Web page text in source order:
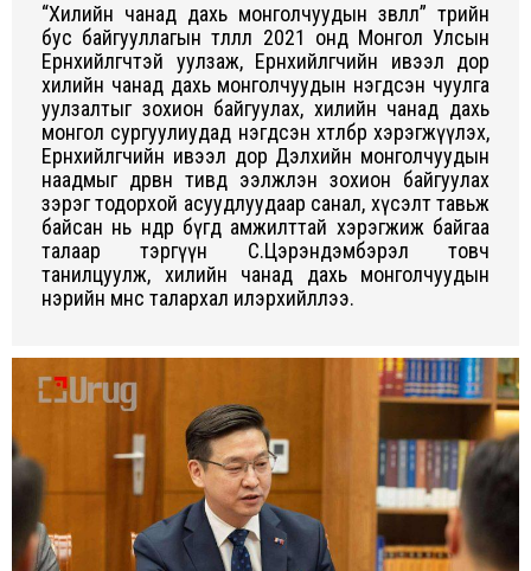
“Хилийн чанад дахь монголчуудын зөвлөл” төрийн
бус байгууллагын төлөөлөл 2021 онд Монгол Улсын
Ерөнхийлөгчтэй уулзаж, Ерөнхийлөгчийн ивээл дор
хилийн чанад дахь монголчуудын нэгдсэн чуулга
уулзалтыг зохион байгуулах, хилийн чанад дахь
монгол сургуулиудад нэгдсэн хөтөлбөр хэрэгжүүлэх,
Ерөнхийлөгчийн ивээл дор Дэлхийн монголчуудын
наадмыг дөрвөн тивд ээлжлэн зохион байгуулах
зэрэг тодорхой асуудлуудаар санал, хүсэлт тавьж
байсан нь өнөөдөр бүгд амжилттай хэрэгжиж байгаа
талаар тэргүүн С.Цэрэндэмбэрэл товч
танилцуулж, хилийн чанад дахь монголчуудын
нэрийн өмнөөс талархал илэрхийллээ.